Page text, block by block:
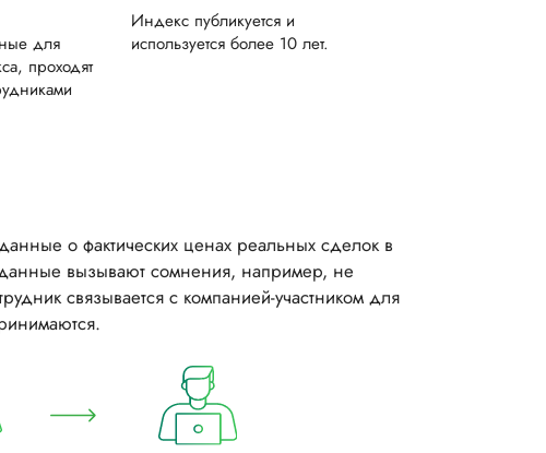
для
проходят
Индекс публикуется и
используется более 10 лет.
о фактических ценах реальных сделок в
вызывают сомнения, например, не
связывается с компанией-участником для